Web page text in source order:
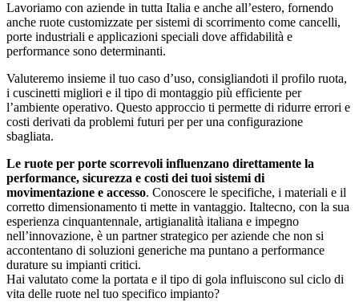
Lavoriamo con aziende in tutta Italia e anche all’estero, fornendo
anche ruote customizzate per sistemi di scorrimento come cancelli,
porte industriali e applicazioni speciali dove affidabilità e
performance sono determinanti.
Valuteremo insieme il tuo caso d’uso, consigliandoti il profilo ruota,
i cuscinetti migliori e il tipo di montaggio più efficiente per
l’ambiente operativo. Questo approccio ti permette di ridurre errori e
costi derivati da problemi futuri per per una configurazione
sbagliata.
Le ruote per porte scorrevoli influenzano direttamente la
performance, sicurezza e costi dei tuoi sistemi di
movimentazione e accesso. Conoscere le specifiche, i materiali e il
corretto dimensionamento ti mette in vantaggio. Italtecno, con la sua
esperienza cinquantennale, artigianalità italiana e impegno
nell’innovazione, è un partner strategico per aziende che non si
accontentano di soluzioni generiche ma puntano a performance
durature su impianti critici.
Hai valutato come la portata e il tipo di gola influiscono sul ciclo di
vita delle ruote nel tuo specifico impianto?